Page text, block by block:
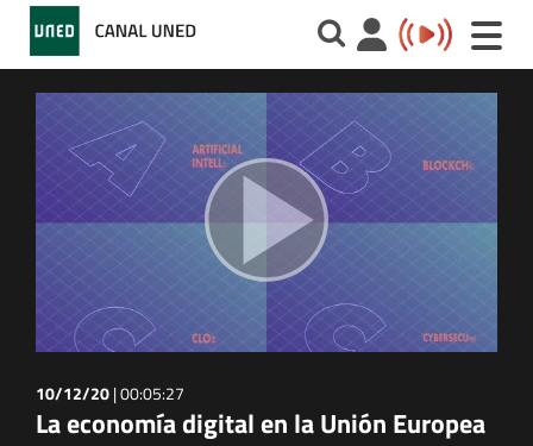
Toggle
10/12/20|00:05:27
La economía digital en la Unión Europea